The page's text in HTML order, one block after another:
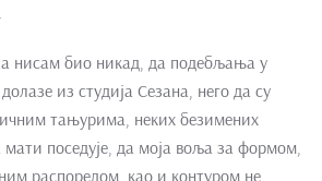
нисам био никад, да подебљања у
из студија Сезана, него да су
тањурима, неких безимених
мати поседује, да моја воља за формом,
распоредом, као и контуром не